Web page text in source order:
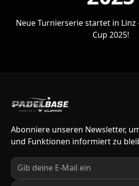
Neue Turnierserie startet in Linz
Cup 2025!
Abonniere unseren Newsletter,
und Funktionen informiert zu